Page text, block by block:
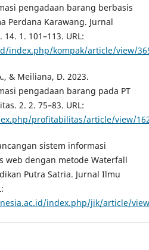
pengadaan barang berbasis
Perdana Karawang. Jurnal
1. 101–113. URL:
index.php/kompak/article/view/
& Meiliana, D. 2023.
pengadaan barang pada PT
2. 2. 75–83. URL:
profitabilitas/article/view/
sistem informasi
web dengan metode Waterfall
Putra Satria. Jurnal Ilmu
index.php/jik/article/